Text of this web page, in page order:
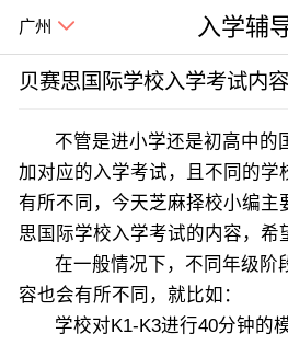
广州 入学辅
贝赛思国际学校入学考试内容
不管是进小学还是初高中的
加对应的入学考试，且不同的学
有所不同，今天芝麻择校小编主
思国际学校入学考试的内容，希
在一般情况下，不同年级阶
容也会有所不同，就比如：
学校对K1-K3进行40分钟的